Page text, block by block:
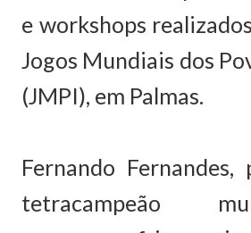
e workshops
Jogos Mundiais dos
(JMPI), em Palmas.
Fernando
tetracampeão